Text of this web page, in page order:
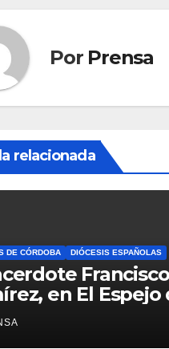
Por Prensa
relacionada
DE CÓRDOBA DIÓCESIS ESPAÑOLAS
Francisco
en El Espejo